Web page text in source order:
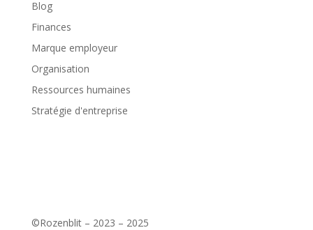
Blog
Finances
Marque employeur
Organisation
Ressources humaines
Stratégie d'entreprise
©Rozenblit – 2023 – 2025